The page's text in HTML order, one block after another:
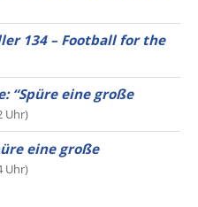
134 – Football for the
“Spüre eine große
Uhr)
eine große
Uhr)